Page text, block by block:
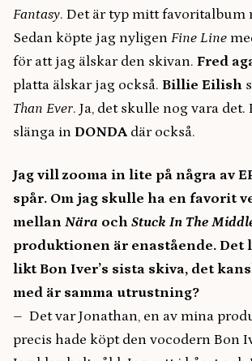
Fantasy. Det är typ mitt favoritalbum
Sedan köpte jag nyligen Fine Line
för att jag älskar den skivan. Fred
platta älskar jag också. Billie Eilish
Than Ever. Ja, det skulle nog vara
slänga in DONDA där också.
Jag vill zooma in lite på några av
spår. Om jag skulle ha en favorit
mellan Nära och Stuck In The
produktionen är enastående. Det
likt Bon Iver’s sista skiva, det
med är samma utrustning?
– Det var Jonathan, en av mina
precis hade köpt den vocodern Bon